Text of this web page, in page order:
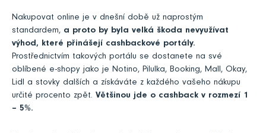
Nakupovat online je v dnešní době už naprostým
standardem, a proto by byla velká škoda nevyužívat
výhod, které přinášejí cashbackové portály.
Prostřednictvím takových portálu se dostanete na své
oblíbené e-shopy jako je Notino, Pilulka, Booking, Mall, Okay,
Lidl a stovky dalších a získáváte z každého vašeho nákupu
určité procento zpět. Většinou jde o cashback v rozmezí 1
– 5%.